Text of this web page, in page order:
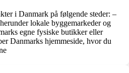
i Danmark på følgende steder: –
lokale byggemarkeder og
egne fysiske butikker eller
Danmarks hjemmeside, hvor du